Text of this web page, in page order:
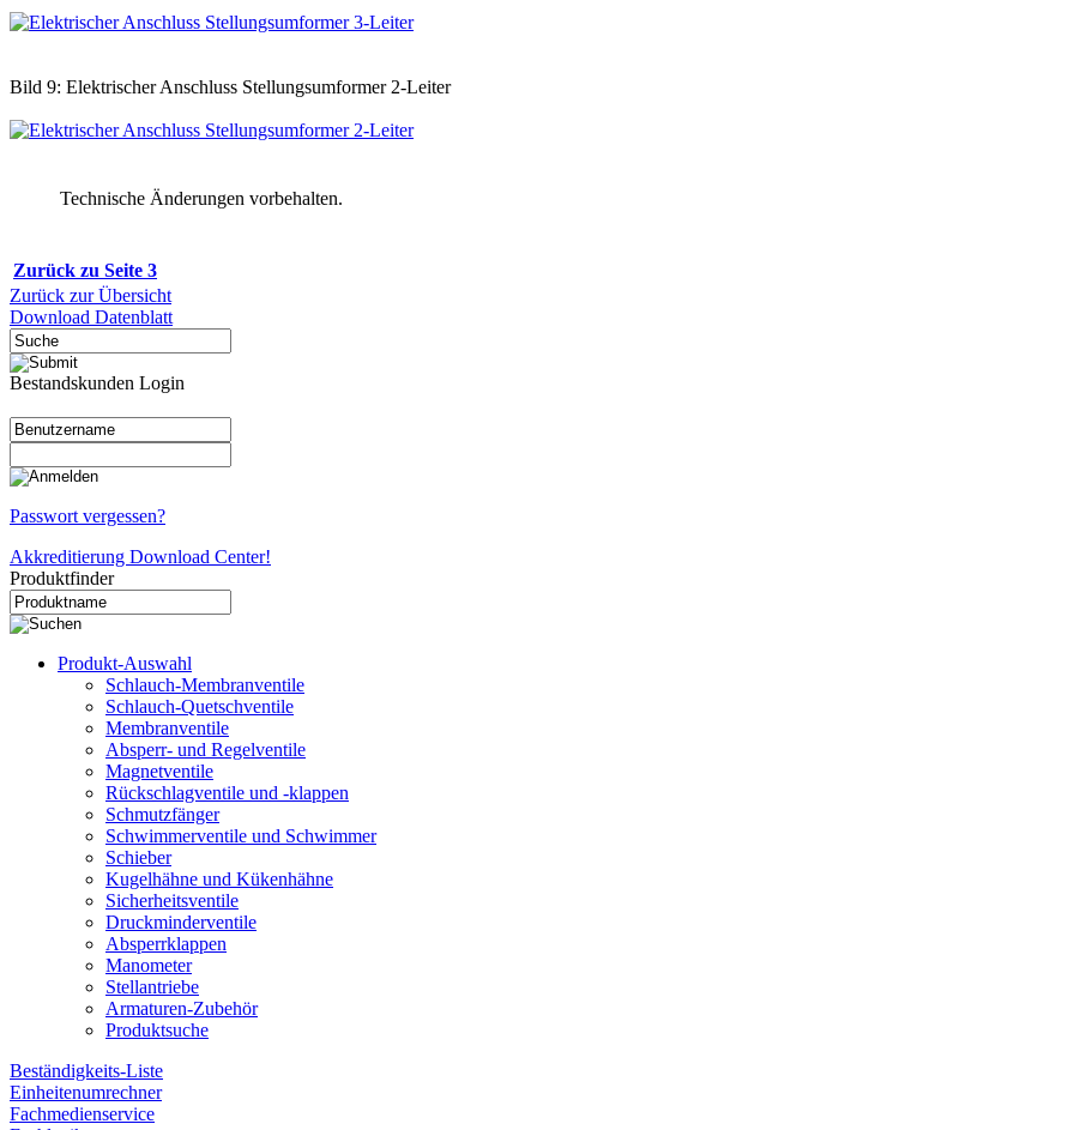
Bild 9: Elektrischer Anschluss Stellungsumformer 2-Leiter
Technische Änderungen vorbehalten.
Zurück zu Seite 3
Zurück zur Übersicht
Download Datenblatt
Bestandskunden Login
Passwort vergessen?
Akkreditierung Download Center!
Produktfinder
Produkt-Auswahl
Schlauch-Membranventile
Schlauch-Quetschventile
Membranventile
Absperr- und Regelventile
Magnetventile
Rückschlagventile und -klappen
Schmutzfänger
Schwimmerventile und Schwimmer
Schieber
Kugelhähne und Kükenhähne
Sicherheitsventile
Druckminderventile
Absperrklappen
Manometer
Stellantriebe
Armaturen-Zubehör
Produktsuche
Beständigkeits-Liste
Einheitenumrechner
Fachmedienservice